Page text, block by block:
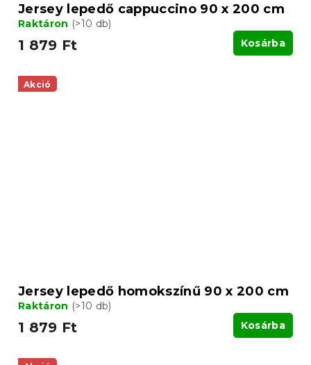
Jersey lepedő cappuccino 90 x 200 cm
Raktáron (>10 db)
1 879 Ft Kosárba
Akció
Jersey lepedő homokszínű 90 x 200 cm
Raktáron (>10 db)
1 879 Ft Kosárba